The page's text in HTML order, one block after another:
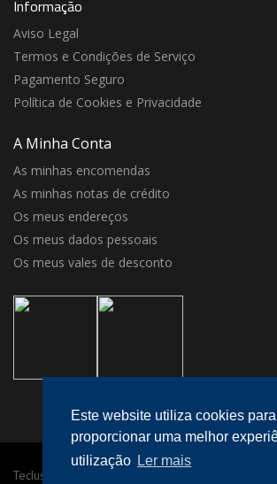
Este website utiliza cookies
proporcionar uma melhor
utilização Ler mais
Informação
Aviso Legal
Termos e Condições de Serviço
Pagamento Seguro
Política de Cookies e Privacidade
A Minha Conta
As minhas encomendas
As minhas notas de crédito
Os meus endereços
Os meus dados pessoais
Os meus vales de desconto
Teclusa © 2016 Todos os direitos reservados.